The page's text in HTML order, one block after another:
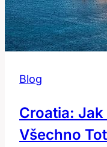
Blog
Croatia:
Všechno